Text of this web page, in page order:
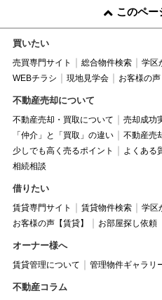
このペー
買いたい
売買専門サイト 総合物件検索 学区
WEBチラシ
現地見学会 お客様の声
不動産売却について
不動産売却・買取について 売却成功
「仲介」と「買取」の違い
不動産売
少しでも高く売るポイント
よくある
相続相談
借りたい
賃貸専門サイト 賃貸物件検索 学区
お客様の声【賃貸】
お部屋探し依頼
オーナー様へ
賃貸管理について 管理物件ギャラリ
不動産コラム